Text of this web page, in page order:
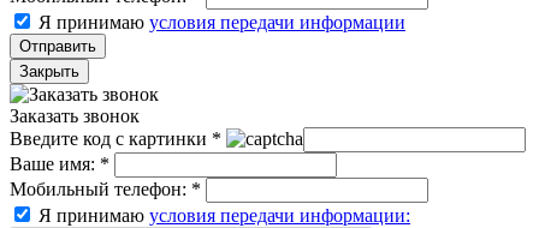
Я принимаю условия передачи информации
Отправить
Закрыть
Заказать звонок
Введите код с картинки *
Ваше имя: *
Мобильный телефон: *
Я принимаю условия передачи информации: